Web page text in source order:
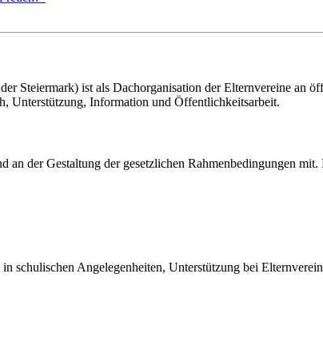
Steiermark) ist als Dachorganisation der Elternvereine an
Unterstützung, Information und Öffentlichkeitsarbeit.
der Gestaltung der gesetzlichen Rahmenbedingungen
Angelegenheiten, Unterstützung bei